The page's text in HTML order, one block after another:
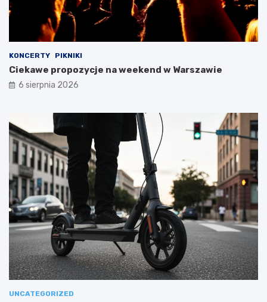
KONCERTY PIKNIKI
Ciekawe propozycje na weekend w Warszawie
6 sierpnia 2026
UNCATEGORIZED